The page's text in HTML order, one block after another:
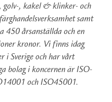
golv-, kakel & klinker- och
samt
450 årsanställda och en
kronor. Vi finns idag
i Sverige och har vårt
bolag i koncernen är ISO-
och ISO45001.